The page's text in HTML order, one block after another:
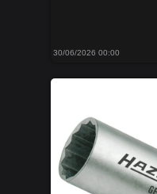
30/06/2026 00:00